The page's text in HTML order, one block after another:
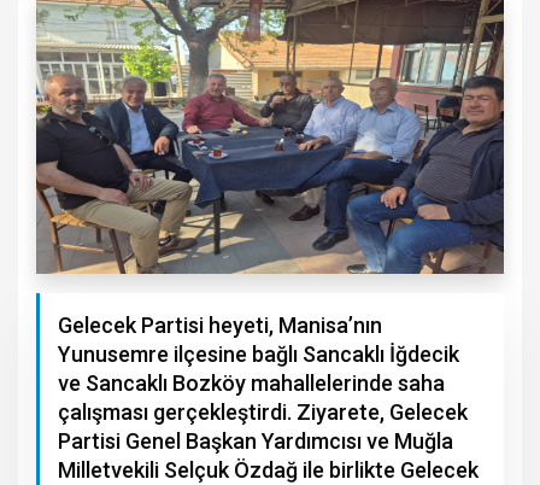
Gelecek Partisi heyeti, Manisa’nın
Yunusemre ilçesine bağlı Sancaklı İğdecik
ve Sancaklı Bozköy mahallelerinde saha
çalışması gerçekleştirdi. Ziyarete, Gelecek
Partisi Genel Başkan Yardımcısı ve Muğla
Milletvekili Selçuk Özdağ ile birlikte Gelecek